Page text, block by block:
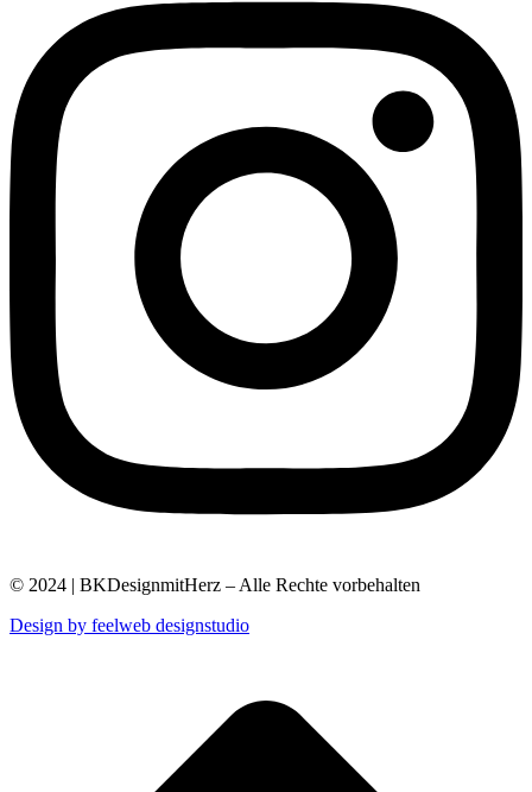
© 2024 | BKDesignmitHerz – Alle Rechte vorbehalten
Design by feelweb designstudio